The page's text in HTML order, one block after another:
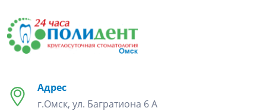
Адрес
г.Омск, ул. Багратиона 6 А